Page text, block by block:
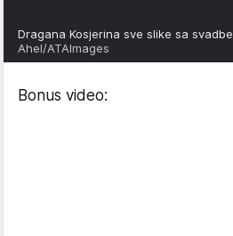
Dragana Kosjerina sve slike sa svadbe
Ahel/ATAImages
Bonus video: